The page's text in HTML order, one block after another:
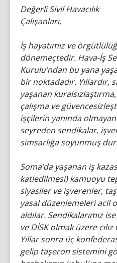
Değerli Sivil Havacılık
İş hayatımız ve
dönemeçtedir. Hava-İş
Kurulu’ndan bu yana
bir noktadadır. Yıllardır,
yaşanan
çalışma ve
işçilerin yanında
seyreden sendikalar,
simsarlığa soyunmuş
Soma’da yaşanan iş
katledilmesi) kamuoyu
siyasiler ve işverenler,
yasal düzenlemeleri acil
aldılar. Sendikalarımız
ve DİSK olmak üzere
Yıllar sonra üç
gelip taşeron sistemini